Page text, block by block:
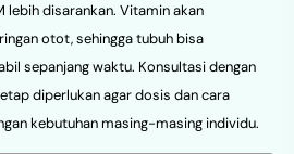
lebih disarankan. Vitamin akan
otot, sehingga tubuh bisa
sepanjang waktu. Konsultasi dengan
diperlukan agar dosis dan cara
kebutuhan masing-masing individu.